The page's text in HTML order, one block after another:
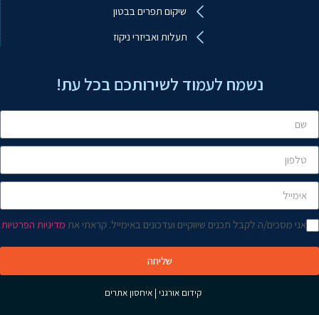
שיקום תפרים בבטון
תעלות ואביזרי ניקוז
נשמח לעמוד לשירותכם בכל עת!
אני מסכים/ה לקבל תכנים שיווקיים ועדכונים באימייל. קראתי אתמדיניות הפרטיות
שליחה
קידום אורגני| איחסון אתרים
ע.ב.מ עבודות ביטון מיוחדות